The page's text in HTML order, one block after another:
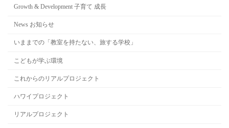
Growth & Development 子育て 成長
News お知らせ
いままでの「教室を持たない、旅する学校」
こどもが学ぶ環境
これからのリアルプロジェクト
ハワイプロジェクト
リアルプロジェクト